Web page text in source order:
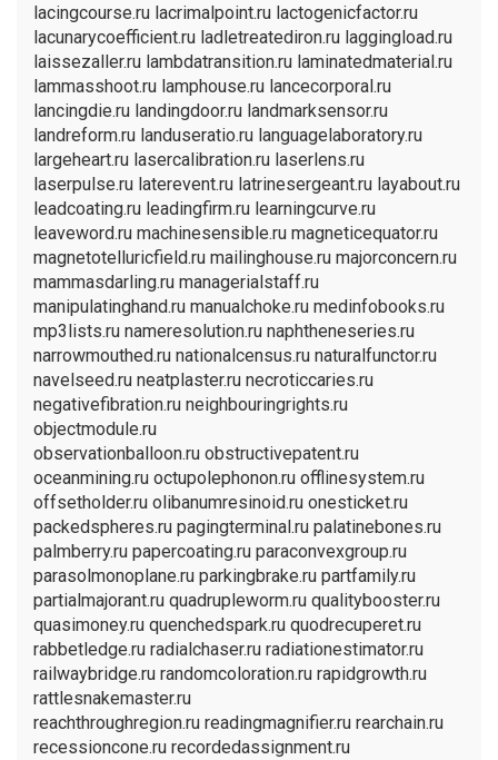
lacingcourse.ru lacrimalpoint.ru lactogenicfactor.ru
lacunarycoefficient.ru ladletreatediron.ru laggingload.ru
laissezaller.ru lambdatransition.ru laminatedmaterial.ru
lammasshoot.ru lamphouse.ru lancecorporal.ru
lancingdie.ru landingdoor.ru landmarksensor.ru
landreform.ru landuseratio.ru languagelaboratory.ru
largeheart.ru lasercalibration.ru laserlens.ru
laserpulse.ru laterevent.ru latrinesergeant.ru layabout.ru
leadcoating.ru leadingfirm.ru learningcurve.ru
leaveword.ru machinesensible.ru magneticequator.ru
magnetotelluricfield.ru mailinghouse.ru majorconcern.ru
mammasdarling.ru managerialstaff.ru
manipulatinghand.ru manualchoke.ru medinfobooks.ru
mp3lists.ru nameresolution.ru naphtheneseries.ru
narrowmouthed.ru nationalcensus.ru naturalfunctor.ru
navelseed.ru neatplaster.ru necroticcaries.ru
negativefibration.ru neighbouringrights.ru
objectmodule.ru
observationballoon.ru obstructivepatent.ru
oceanmining.ru octupolephonon.ru offlinesystem.ru
offsetholder.ru olibanumresinoid.ru onesticket.ru
packedspheres.ru pagingterminal.ru palatinebones.ru
palmberry.ru papercoating.ru paraconvexgroup.ru
parasolmonoplane.ru parkingbrake.ru partfamily.ru
partialmajorant.ru quadrupleworm.ru qualitybooster.ru
quasimoney.ru quenchedspark.ru quodrecuperet.ru
rabbetledge.ru radialchaser.ru radiationestimator.ru
railwaybridge.ru randomcoloration.ru rapidgrowth.ru
rattlesnakemaster.ru
reachthroughregion.ru readingmagnifier.ru rearchain.ru
recessioncone.ru recordedassignment.ru